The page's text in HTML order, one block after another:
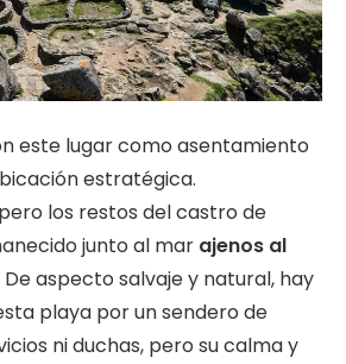
este lugar como asentamiento
estratégica.
los restos del castro de
junto al mar ajenos al
De aspecto salvaje y natural, hay
playa por un sendero de
ni duchas, pero su calma y